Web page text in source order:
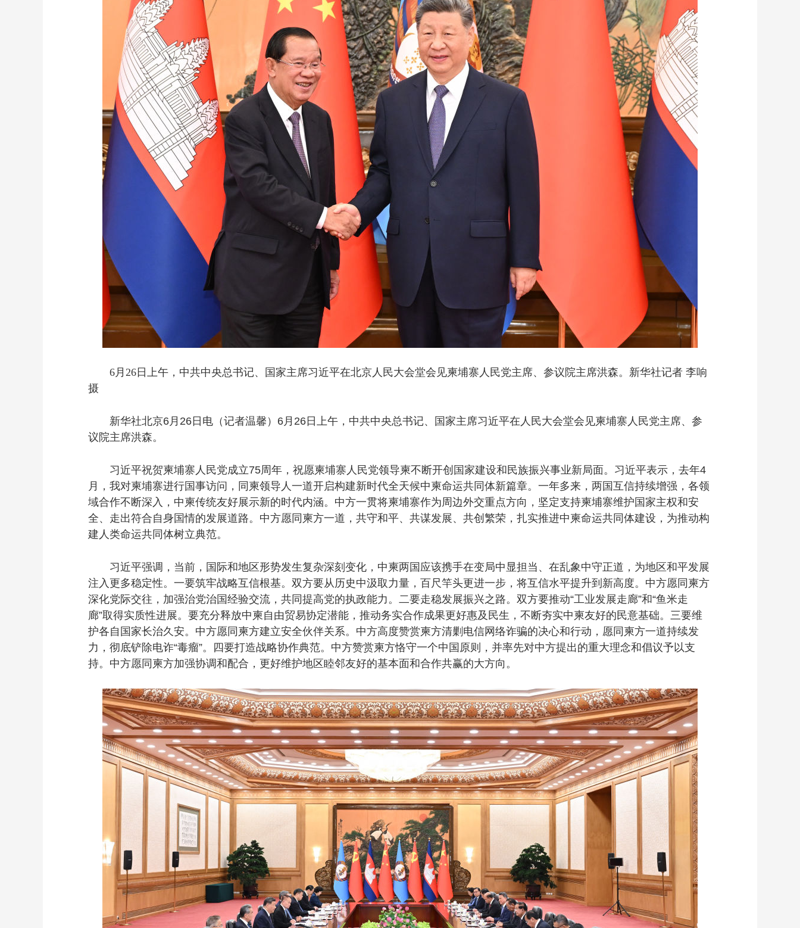
6月26日上午，中共中央总书记、国家主席习近平在北京人民大会堂会见柬埔寨人民党主席、参议院主席洪森。新华社记者 李响
摄
新华社北京6月26日电（记者温馨）6月26日上午，中共中央总书记、国家主席习近平在人民大会堂会见柬埔寨人民党主席、参
议院主席洪森。
习近平祝贺柬埔寨人民党成立75周年，祝愿柬埔寨人民党领导柬不断开创国家建设和民族振兴事业新局面。习近平表示，去年4
月，我对柬埔寨进行国事访问，同柬领导人一道开启构建新时代全天候中柬命运共同体新篇章。一年多来，两国互信持续增强，各领
域合作不断深入，中柬传统友好展示新的时代内涵。中方一贯将柬埔寨作为周边外交重点方向，坚定支持柬埔寨维护国家主权和安
全、走出符合自身国情的发展道路。中方愿同柬方一道，共守和平、共谋发展、共创繁荣，扎实推进中柬命运共同体建设，为推动构
建人类命运共同体树立典范。
习近平强调，当前，国际和地区形势发生复杂深刻变化，中柬两国应该携手在变局中显担当、在乱象中守正道，为地区和平发展
注入更多稳定性。一要筑牢战略互信根基。双方要从历史中汲取力量，百尺竿头更进一步，将互信水平提升到新高度。中方愿同柬方
深化党际交往，加强治党治国经验交流，共同提高党的执政能力。二要走稳发展振兴之路。双方要推动“工业发展走廊”和“鱼米走
廊”取得实质性进展。要充分释放中柬自由贸易协定潜能，推动务实合作成果更好惠及民生，不断夯实中柬友好的民意基础。三要维
护各自国家长治久安。中方愿同柬方建立安全伙伴关系。中方高度赞赏柬方清剿电信网络诈骗的决心和行动，愿同柬方一道持续发
力，彻底铲除电诈“毒瘤”。四要打造战略协作典范。中方赞赏柬方恪守一个中国原则，并率先对中方提出的重大理念和倡议予以支
持。中方愿同柬方加强协调和配合，更好维护地区睦邻友好的基本面和合作共赢的大方向。